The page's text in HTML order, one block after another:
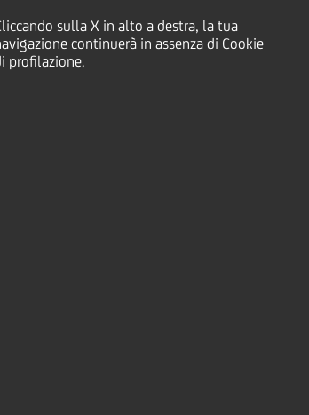
sulla X in alto a destra, la tua
continuerà in assenza di Cookie
profilazione.
significa che ci
di noi stessi!
intervista al
della BBC